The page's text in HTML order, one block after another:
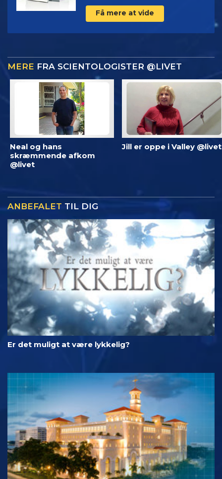
Få mere at vide
MERE FRA SCIENTOLOGISTER @LIVET
Neal og hans
skræmmende afkom
@livet
Jill er oppe i Valley @livet
ANBEFALET TIL DIG
Er det muligt at være lykkelig?